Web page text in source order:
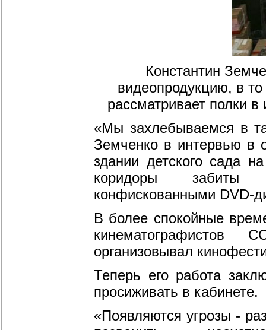
Константин
видеопродукцию, в
рассматривает полки
«Мы захлебываемся в
Земченко в интервью
здании детского сада
коридоры забиты
конфискованными DVD-
В более спокойные
организовывал
Теперь его работа
просиживать в кабинете.
«Появляются угрозы -